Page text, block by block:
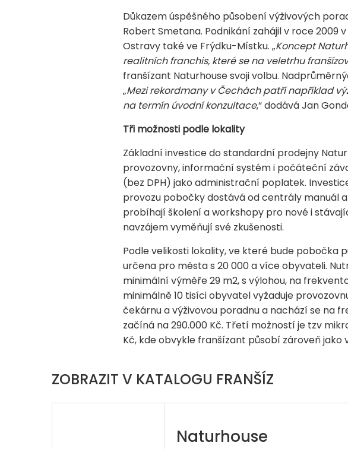
Důkazem úspěšného působení výživových
Robert Smetana. Podnikání zahájil v roce 2009
Ostravy také ve Frýdku-Místku. „Koncept
realitních franchis, které se na veletrhu
franšízant Naturhouse svoji volbu.
„Mezi rekordmany v Čechách patří například
na termín úvodní konzultace,“ dodává Jan
Tři možnosti podle lokality
Základní investice do standardní prodejny
provozovny, informační systém i počáteční
(bez DPH) jako administrační poplatek.
provozu pobočky dostává od centrály manuál
probíhají školení a workshopy pro nové i
navzájem vyměňují své zkušenosti.
Podle velikosti lokality, ve které bude pobočka
určena pro města s 20 000 a více obyvateli.
minimální výměře 29 m2, s výlohou, na
minimálně 10 tisíci obyvatel vyžaduje
čekárnu a výživovou poradnu a nachází se na
začíná na 290.000 Kč. Třetí možností je tzv
Kč, kde obvykle franšízant působí zároveň
ZOBRAZIT V KATALOGU FRANŠÍZ
Naturhouse